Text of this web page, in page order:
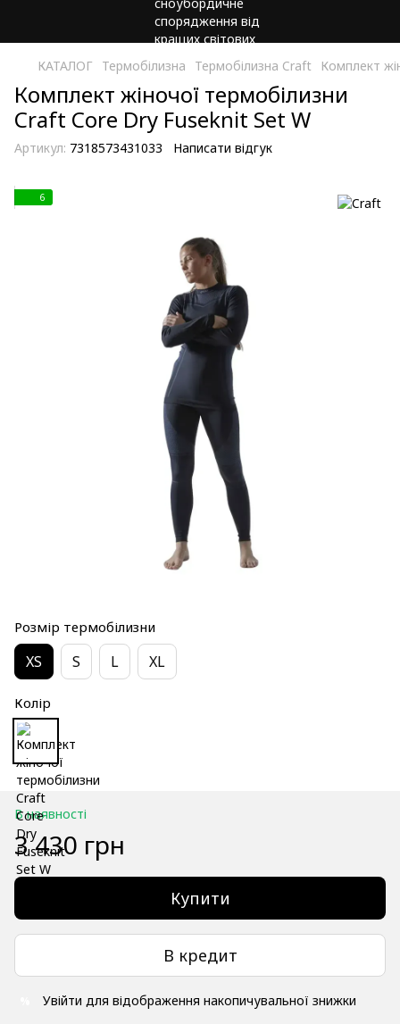
КАТАЛОГ Термобілизна Термобілизна Craft Комплект
Комплект жіночої термобілизни
Craft Core Dry Fuseknit Set W
Артикул: 7318573431033 Написати відгук
6
Розмір термобілизни
XS S L XL
Колір
В наявності
3 430 грн
Купити
В кредит
Увійти для відображення накопичувальної знижки